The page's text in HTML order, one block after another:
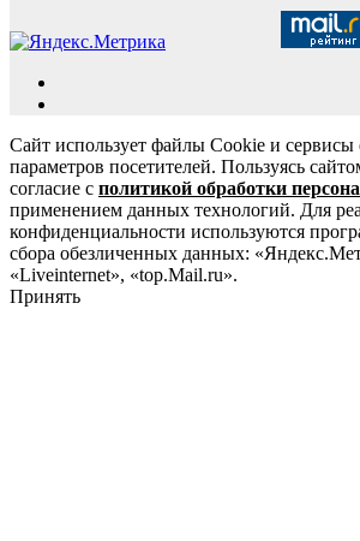
Сайт использует файлы Cookie и сервисы
параметров посетителей. Пользуясь
согласие с политикой обработки
применением данных технологий. Для
конфиденциальности используются
сбора обезличенных данных:
«Liveinternet», «top.Mail.ru».
Принять